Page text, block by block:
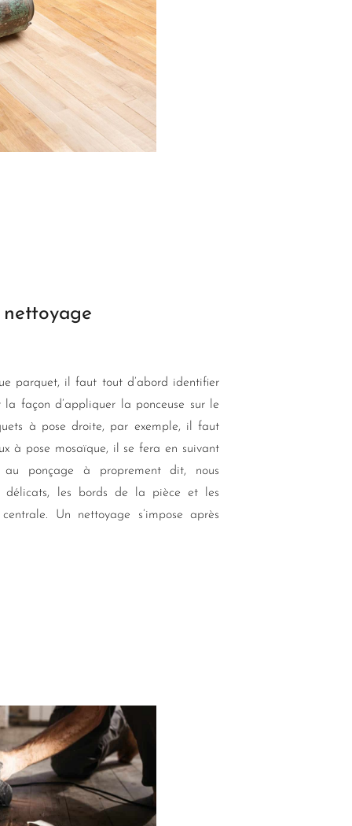
parquet, il faut tout d’abord identifier
façon d’appliquer la ponceuse sur le
à pose droite, par exemple, il faut
à pose mosaïque, il se fera en suivant
ponçage à proprement dit, nous
délicats, les bords de la pièce et les
Un nettoyage s’impose après